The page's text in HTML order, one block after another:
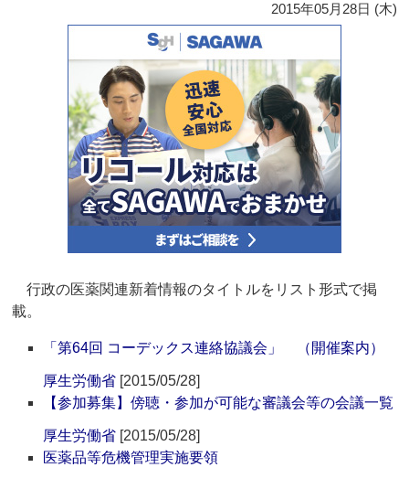
2015年05月28日 (木)
行政の医薬関連新着情報のタイトルをリスト形式で掲
載。
「第64回 コーデックス連絡協議会」 （開催案内）
厚生労働省 [2015/05/28]
【参加募集】傍聴・参加が可能な審議会等の会議一覧
厚生労働省 [2015/05/28]
医薬品等危機管理実施要領